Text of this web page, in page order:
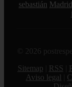
sebastián
© 2026
Sitemap
RSS
Aviso legal